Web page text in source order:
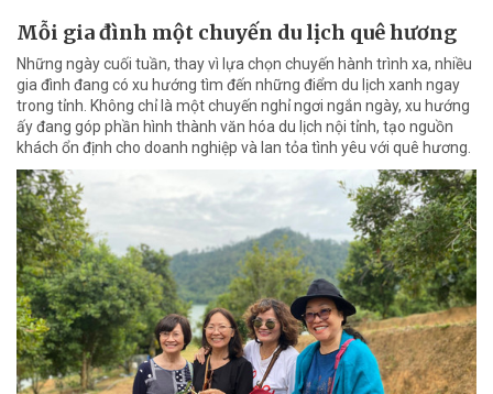
Mỗi gia đình một chuyến du lịch quê hương
Những ngày cuối tuần, thay vì lựa chọn chuyến hành trình xa, nhiều
gia đình đang có xu hướng tìm đến những điểm du lịch xanh ngay
trong tỉnh. Không chỉ là một chuyến nghỉ ngơi ngắn ngày, xu hướng
ấy đang góp phần hình thành văn hóa du lịch nội tỉnh, tạo nguồn
khách ổn định cho doanh nghiệp và lan tỏa tình yêu với quê hương.